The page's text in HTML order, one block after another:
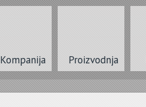
Kompanija Proizvodnja